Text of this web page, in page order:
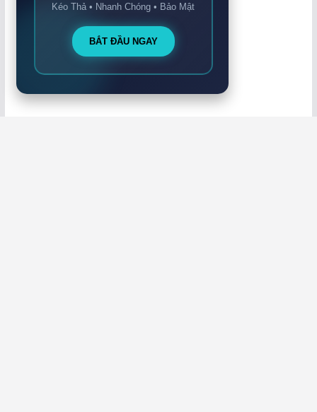
Kéo Thả • Nhanh Chóng • Bảo Mật
BẮT ĐẦU NGAY